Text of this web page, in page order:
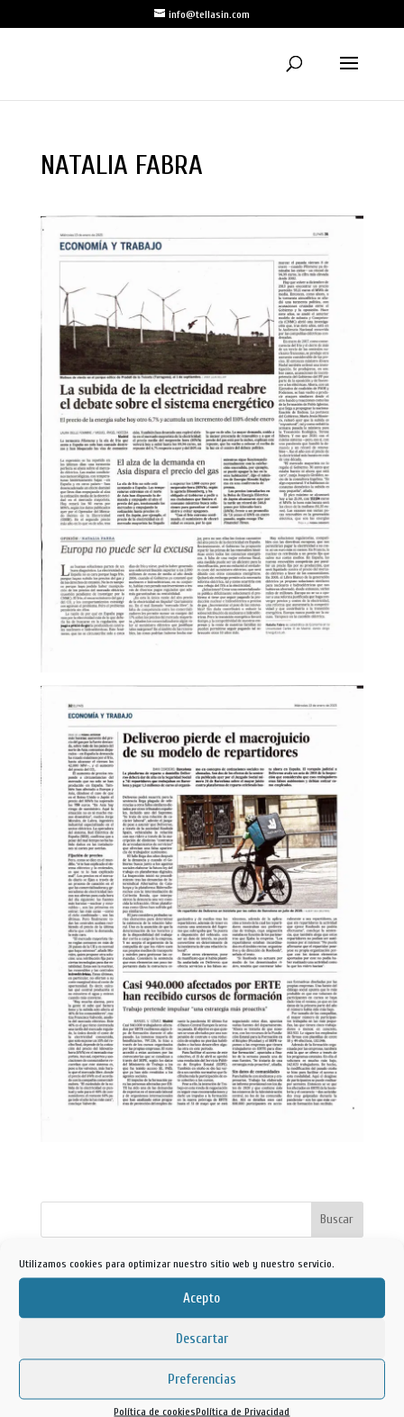
Utilizamos cookies para optimizar nuestro sitio web y nuestro servicio.
Acepto
Descartar
Preferencias
Política de cookiesPolítica de Privacidad
info@tellasin.com
NATALIA FABRA
Ultimas entradas
febrero 8, 2023